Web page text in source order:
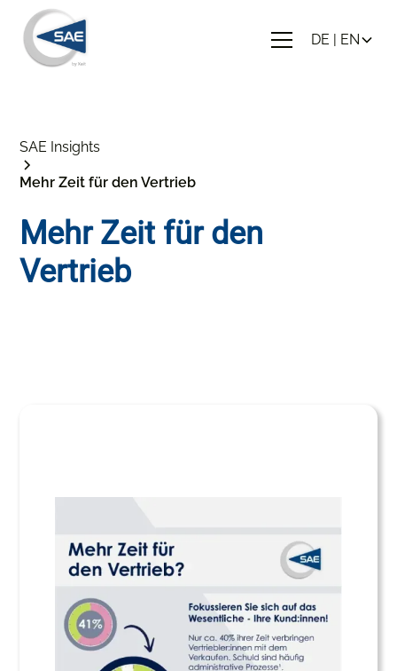
DE | EN
SAE Insights
Mehr Zeit für den Vertrieb
Mehr Zeit für den
Vertrieb